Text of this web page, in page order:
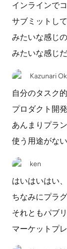
インラインで
サブミットし
みたいな感じ
みたいな感じだ
Kazunari
自分のタスク
プロダクト開
あんまりプラ
使う用途がな
ken
はいはいはい
ちなみにプラ
それともパブリ
マーケットプ